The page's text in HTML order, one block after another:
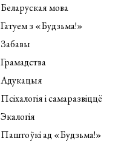
Беларуская мова
Гатуем з «Будзьма!»
Забавы
Грамадства
Адукацыя
Псіхалогія і самаразвіццё
Экалогія
Паштоўкі ад «Будзьма!»